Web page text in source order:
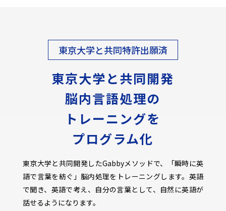
東京大学と共同特許出願済
東京大学と共同開発
脳内言語処理の
トレーニングを
プログラム化
東京大学と共同開発したGabbyメソッドで、「瞬時に英
語で言葉を紡ぐ」脳内処理をトレーニングします。英語
で聞き、英語で考え、自分の言葉として、自然に英語が
話せるようになります。